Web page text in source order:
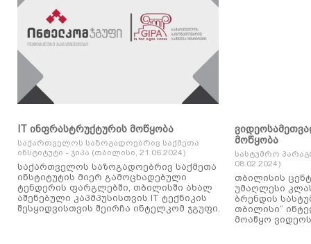
IT ინფრასტრუქტურის მოწყობა
საქართველოს საზოგადოებრივ საქმეთა
ინსტიტუტი - ჯიპა (თბილისი, 21.06.2024)
საქართველოს საზოგადოებრივ საქმეთა
ინსტიტუტის მიერ გამოცხადებული
ტენდერის ფარგლებში, თბილისში ახალ
აშენებული კაპმპუსისთვის IT ტექნიკის
შესყიდვისთვის შეირჩა ინტელკომ ჯგუფი.
მოწყობა
სასტუმრო
08.02.2024)
თბილისის
უმაღლესი
ბრენდის
თბილისი“
მოაწყო